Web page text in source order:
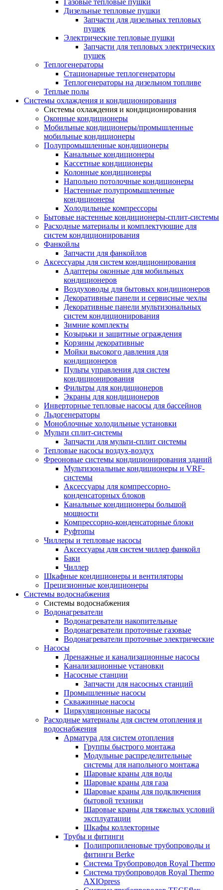
Газовые тепловые пушки
Дизельные тепловые пушки
Запчасти для дизельных тепловых
пушек
Электрические тепловые пушки
Запчасти для тепловых электрических
пушек
Теплогенераторы
Cтационарные теплогенераторы
Теплогенераторы на дизельном топливе
Теплые полы
Системы охлаждения и кондиционирования
Системы охлаждения и кондиционирования
Оконные кондиционеры
Мобильные кондиционеры/промышленные
мобильные кондиционеры
Полупромышленные кондиционеры
Канальные кондиционеры
Кассетные кондиционеры
Колонные кондиционеры
Напольно потолочные кондиционеры
Настенные полупромышленные
кондиционеры
Холодильные компрессоры
Бытовые настенные кондиционеры-сплит-системы
Расходные материалы и комплектующие для
систем кондиционирования
Фанкойлы
Запчасти для фанкойлов
Аксессуары для систем кондиционирования
Адаптеры оконные для мобильных
кондиционеров
Воздуховоды для бытовых кондиционеров
Декоративные панели и сервисные чехлы
Декоративные панели мультизональных
систем кондиционирования
Зимние комплекты
Козырьки и защитные ограждения
Корзины декоративные
Мойки высокого давления для
кондиционеров
Пульты управления для систем
кондиционирования
Фильтры для кондиционеров
Экраны для кондиционеров
Инверторные тепловые насосы для бассейнов
Льдогенераторы
Моноблочные холодильные установки
Мульти сплит-системы
Запчасти для мульти-сплит системы
Тепловые насосы воздух-воздух
Фреоновые системы кондиционирования зданий
Мультизональные кондиционеры и VRF-
системы
Аксессуары для компрессорно-
конденсаторных блоков
Канальные кондиционеры большой
мощности
Компрессорно-конденсаторные блоки
Руфтопы
Чиллеры и тепловые насосы
Аксессуары для систем чиллер фанкойл
Баки
Чиллер
Шкафные кондиционеры и вентиляторы
Прецизионные кондиционеры
Системы водоснабжения
Системы водоснабжения
Водонагреватели
Водонагреватели накопительные
Водонагреватели проточные газовые
Водонагреватели проточные электрические
Насосы
Дренажные и канализационные насосы
Канализационные установки
Насосные станции
Запчасти для насосных станций
Промышленные насосы
Скважинные насосы
Циркуляционные насосы
Расходные материалы для систем отопления и
водоснабжения
Арматура для систем отопления
Группы быстрого монтажа
Модульные распределительные
системы для напольного монтажа
Шаровые краны для воды
Шаровые краны для газа
Шаровые краны для подключения
бытовой техники
Шаровые краны для тяжелых условий
эксплуатации
Шкафы коллекторные
Трубы и фитинги
Полипропиленовые трубопроводы и
фитинги Berke
Система Трубопроводов Royal Thermo
Система трубопроводов Royal Thermo
AXIOpress